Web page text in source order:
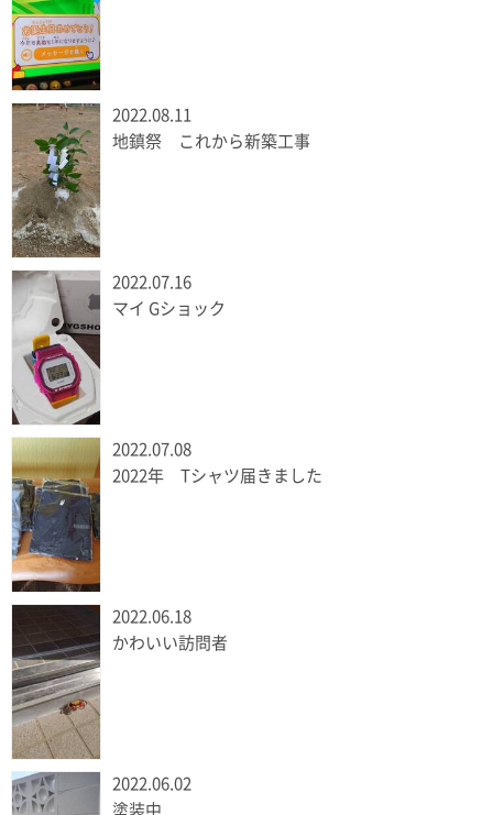
2022.08.11
地鎮祭 これから新築工事
2022.07.16
マイ Gショック
2022.07.08
2022年 Tシャツ届きました
2022.06.18
かわいい訪問者
2022.06.02
塗装中